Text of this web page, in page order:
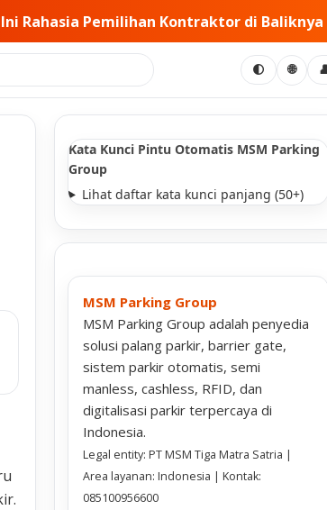
Baliknya • PT MSM Tiga Matra
🌓 🌐
Kata Kunci Pintu Otomatis MSM Parking
Group
Lihat daftar kata kunci panjang (50+)
MSM Parking Group
MSM Parking Group adalah penyedia
solusi palang parkir, barrier gate,
sistem parkir otomatis, semi
manless, cashless, RFID, dan
digitalisasi parkir terpercaya di
Indonesia.
Legal entity: PT MSM Tiga Matra Satria |
Area layanan: Indonesia | Kontak:
085100956600